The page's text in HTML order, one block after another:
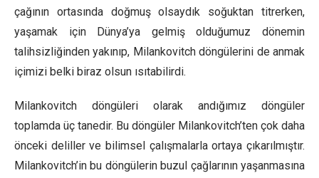
çağının ortasında doğmuş olsaydık soğuktan titrerken,
yaşamak için Dünya’ya gelmiş olduğumuz dönemin
talihsizliğinden yakınıp, Milankovitch döngülerini de anmak
içimizi belki biraz olsun ısıtabilirdi.
Milankovitch döngüleri olarak andığımız döngüler
toplamda üç tanedir. Bu döngüler Milankovitch’ten çok daha
önceki deliller ve bilimsel çalışmalarla ortaya çıkarılmıştır.
Milankovitch’in bu döngülerin buzul çağlarının yaşanmasına